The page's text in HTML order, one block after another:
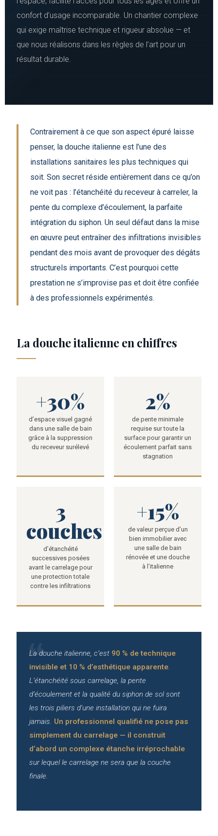
confort d’usage incomparable. Un chantier complexe
qui exige maîtrise technique et rigueur absolue — et
que nous réalisons dans les règles de l’art pour un
résultat durable.
Contrairement à ce que son aspect épuré laisse
penser, la douche italienne est l’une des
installations sanitaires les plus techniques qui
soit. Son secret réside entièrement dans ce qu’on
ne voit pas : l’étanchéité du receveur à carreler, la
pente du complexe d’écoulement, la parfaite
intégration du siphon. Un seul défaut dans la mise
en œuvre peut entraîner des infiltrations invisibles
pendant des mois avant de provoquer des dégâts
structurels importants. C’est pourquoi cette
prestation ne s’improvise pas et doit être confiée
à des professionnels expérimentés.
La douche italienne en chiffres
+30%
d’espace visuel gagné
dans une salle de bain
grâce à la suppression
du receveur surélevé
2%
de pente minimale
requise sur toute la
surface pour garantir un
écoulement parfait sans
stagnation
3
couches
d’étanchéité
successives posées
avant le carrelage pour
une protection totale
contre les infiltrations
+15%
de valeur perçue d’un
bien immobilier avec
une salle de bain
rénovée et une douche
à l’italienne
La douche italienne, c’est 90 % de technique
invisible et 10 % d’esthétique apparente.
L’étanchéité sous carrelage, la pente
d’écoulement et la qualité du siphon de sol sont
les trois piliers d’une installation qui ne fuira
jamais. Un professionnel qualifié ne pose pas
simplement du carrelage — il construit
d’abord un complexe étanche irréprochable
sur lequel le carrelage ne sera que la couche
finale.